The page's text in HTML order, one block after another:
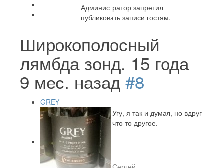
Администратор запретил
публиковать записи гостям.
Широкополосный
лямбда зонд. 15 года
9 мес. назад#8
GREY
Угу, я так и думал, но вдруг
что то другое.
Сергей